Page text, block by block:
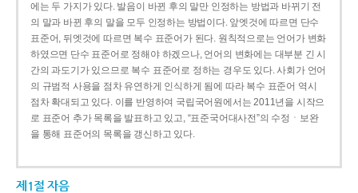
에는 두 가지가 있다. 발음이 바뀐 후의 말만 인정하는 방법과 바뀌기 전
의 말과 바뀐 후의 말을 모두 인정하는 방법이다. 앞엣것에 따르면 단수
표준어, 뒤엣것에 따르면 복수 표준어가 된다. 원칙적으로는 언어가 변화
하였으면 단수 표준어로 정해야 하겠으나, 언어의 변화에는 대부분 긴 시
간의 과도기가 있으므로 복수 표준어로 정하는 경우도 있다. 사회가 언어
의 규범적 사용을 점차 유연하게 인식하게 됨에 따라 복수 표준어 역시
점차 확대되고 있다. 이를 반영하여 국립국어원에서는 2011년을 시작으
로 표준어 추가 목록을 발표하고 있고, “표준국어대사전”의 수정ㆍ보완
을 통해 표준어의 목록을 갱신하고 있다.
제1절 자음